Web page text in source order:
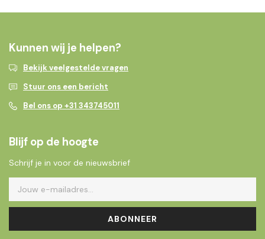
Kunnen wij je helpen?
Bekijk veelgestelde vragen
Stuur ons een bericht
Bel ons op +31 343745011
Blijf op de hoogte
Schrijf je in voor de nieuwsbrief
ABONNEER